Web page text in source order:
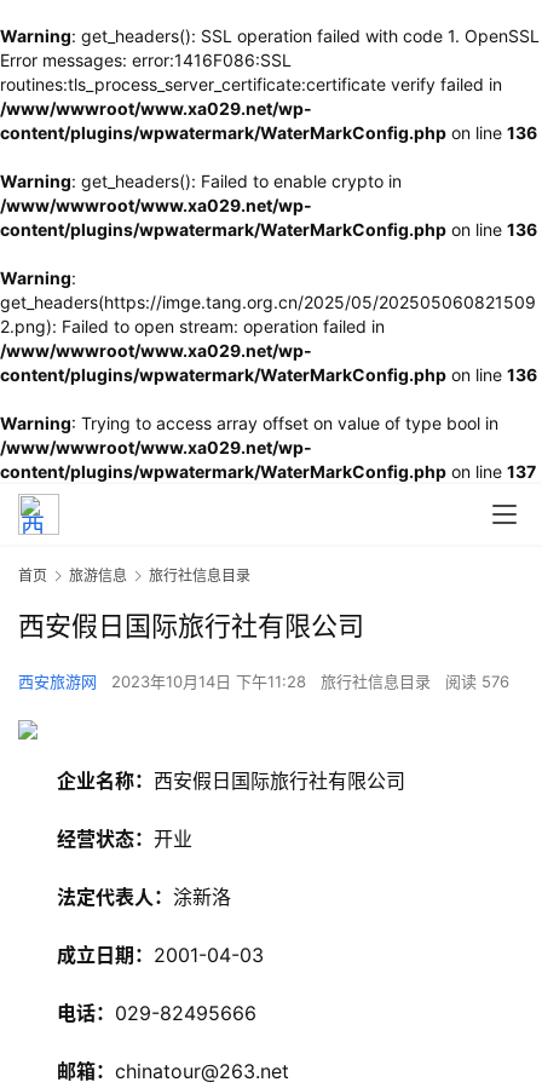
Warning: get_headers(): SSL operation failed with code 1. OpenSSL
Error messages: error:1416F086:SSL
routines:tls_process_server_certificate:certificate verify failed in
/www/wwwroot/www.xa029.net/wp-
content/plugins/wpwatermark/WaterMarkConfig.php on line 136
Warning: get_headers(): Failed to enable crypto in
/www/wwwroot/www.xa029.net/wp-
content/plugins/wpwatermark/WaterMarkConfig.php on line 136
Warning:
get_headers(https://imge.tang.org.cn/2025/05/202505060821509
2.png): Failed to open stream: operation failed in
/www/wwwroot/www.xa029.net/wp-
content/plugins/wpwatermark/WaterMarkConfig.php on line 136
Warning: Trying to access array offset on value of type bool in
/www/wwwroot/www.xa029.net/wp-
content/plugins/wpwatermark/WaterMarkConfig.php on line 137
首页 旅游信息 旅行社信息目录
西安假日国际旅行社有限公司
西安旅游网 2023年10月14日 下午11:28 旅行社信息目录 阅读 576
企业名称： 西安假日国际旅行社有限公司
经营状态： 开业
法定代表人： 涂新洛
成立日期： 2001-04-03
电话： 029-82495666
邮箱： chinatour@263.net